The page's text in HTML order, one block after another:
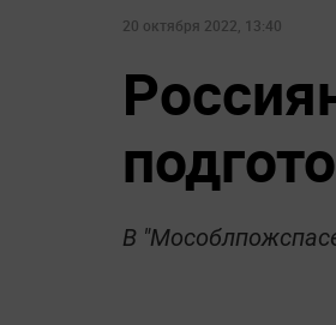
20 октября 2022, 13:40
В